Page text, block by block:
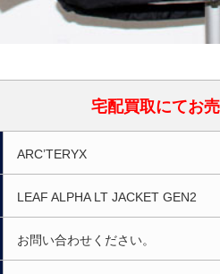
宅配買取にてお
ARC’TERYX
LEAF ALPHA LT JACKET GEN2
お問い合わせください。